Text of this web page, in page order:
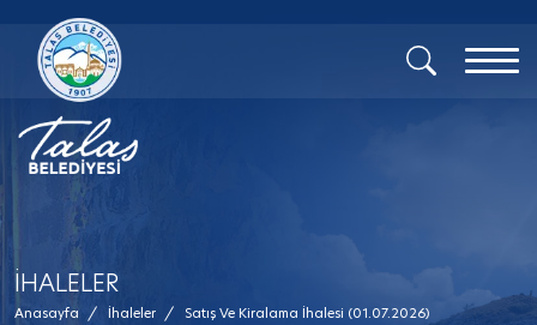
İHALELER
Anasayfa / İhaleler / Satış Ve Kiralama İhalesi (01.07.2026)